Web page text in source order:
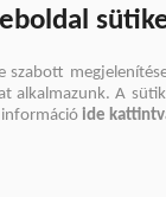
szabott
alkalmazunk. A
információ ide